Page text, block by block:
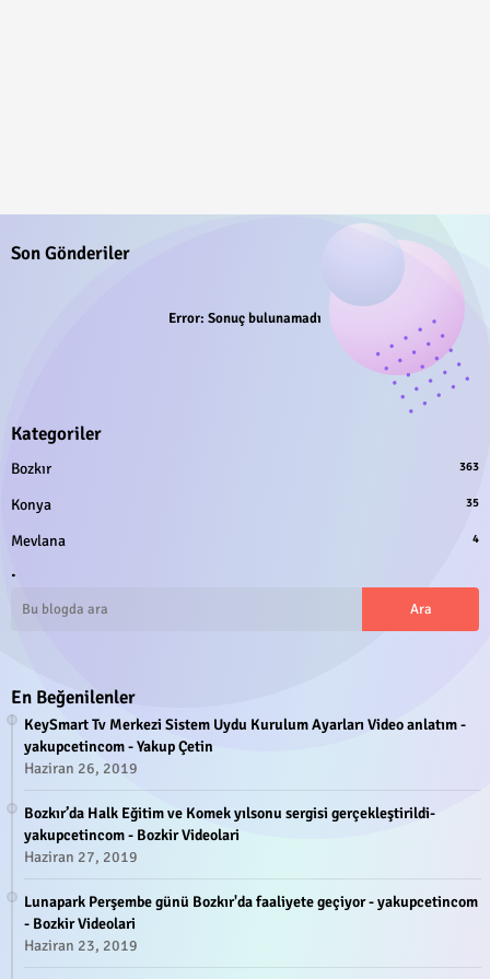
Son Gönderiler
Error: Sonuç bulunamadı
Kategoriler
Bozkır 363
Konya 35
Mevlana 4
.
En Beğenilenler
KeySmart Tv Merkezi Sistem Uydu Kurulum Ayarları Video anlatım -
yakupcetincom - Yakup Çetin
Haziran 26, 2019
Bozkır’da Halk Eğitim ve Komek yılsonu sergisi gerçekleştirildi-
yakupcetincom - Bozkir Videolari
Haziran 27, 2019
Lunapark Perşembe günü Bozkır'da faaliyete geçiyor - yakupcetincom
- Bozkir Videolari
Haziran 23, 2019